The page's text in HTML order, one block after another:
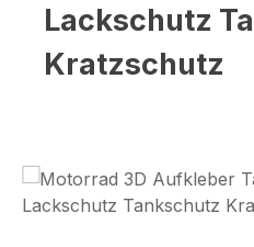
Lackschutz
Kratzschutz
Bildergalerie überspringen